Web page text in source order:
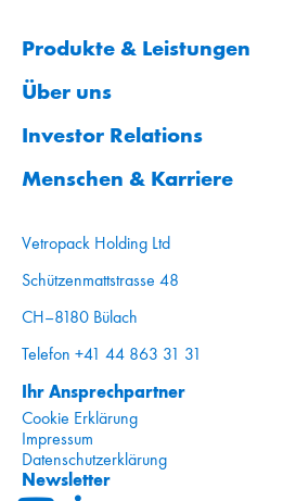
Produkte & Leistungen
Über uns
Investor Relations
Menschen & Karriere
Vetropack Holding Ltd
Schützenmattstrasse 48
CH–8180 Bülach
Telefon +41 44 863 31 31
Ihr Ansprechpartner
Cookie Erklärung
Impressum
Datenschutzerklärung
Newsletter